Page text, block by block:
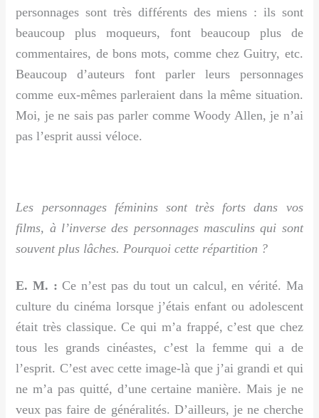
personnages sont très différents des miens : ils sont
beaucoup plus moqueurs, font beaucoup plus de
commentaires, de bons mots, comme chez Guitry, etc.
Beaucoup d’auteurs font parler leurs personnages
comme eux-mêmes parleraient dans la même situation.
Moi, je ne sais pas parler comme Woody Allen, je n’ai
pas l’esprit aussi véloce.
Les personnages féminins sont très forts dans vos
films, à l’inverse des personnages masculins qui sont
souvent plus lâches. Pourquoi cette répartition ?
E. M. : Ce n’est pas du tout un calcul, en vérité. Ma
culture du cinéma lorsque j’étais enfant ou adolescent
était très classique. Ce qui m’a frappé, c’est que chez
tous les grands cinéastes, c’est la femme qui a de
l’esprit. C’est avec cette image-là que j’ai grandi et qui
ne m’a pas quitté, d’une certaine manière. Mais je ne
veux pas faire de généralités. D’ailleurs, je ne cherche